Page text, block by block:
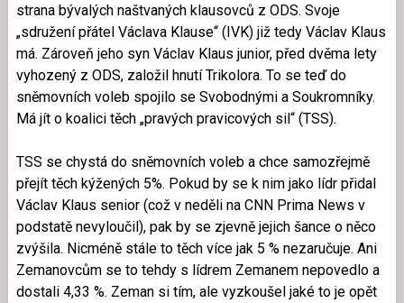
strana bývalých naštvaných klausovců z ODS. Svoje
„sdružení přátel Václava Klause“ (IVK) již tedy Václav Klaus
má. Zároveň jeho syn Václav Klaus junior, před dvěma lety
vyhozený z ODS, založil hnutí Trikolora. To se teď do
sněmovních voleb spojilo se Svobodnými a Soukromníky.
Má jít o koalici těch „pravých pravicových sil“ (TSS).
TSS se chystá do sněmovních voleb a chce samozřejmě
přejít těch kýžených 5%. Pokud by se k nim jako lídr přidal
Václav Klaus senior (což v neděli na CNN Prima News v
podstatě nevyloučil), pak by se zjevně jejich šance o něco
zvýšila. Nicméně stále to těch více jak 5 % nezaručuje. Ani
Zemanovcům se to tehdy s lídrem Zemanem nepovedlo a
dostali 4,33 %. Zeman si tím, ale vyzkoušel jaké to je opět